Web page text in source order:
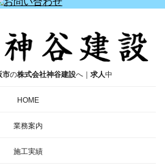
市の株式会社神谷建設へ｜ 求人中
HOME
業務案内
施工実績